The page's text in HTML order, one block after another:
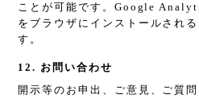
ことが可能です。Google
をブラウザにインストールされ
す。
12. お問い合わせ
開示等のお申出、ご意見、ご質